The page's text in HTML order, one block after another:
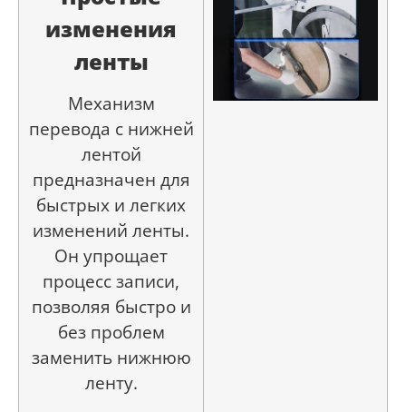
изменения
ленты
Механизм
перевода с нижней
лентой
предназначен для
быстрых и легких
изменений ленты.
Он упрощает
процесс записи,
позволяя быстро и
без проблем
заменить нижнюю
ленту.